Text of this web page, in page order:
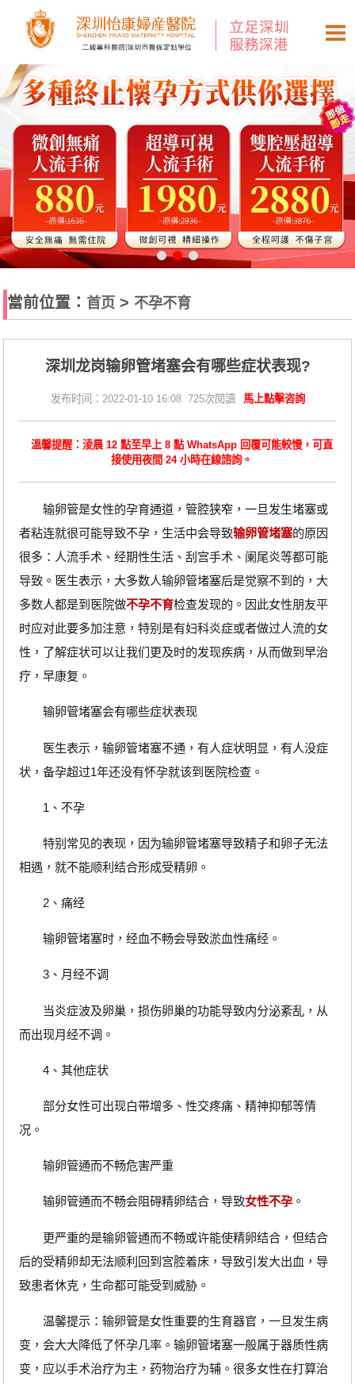
當前位置： 首页 > 不孕不育
深圳龙岗输卵管堵塞会有哪些症状表现?
发布时间：2022-01-10 16:08 725次閱讀 馬上點擊咨詢
溫馨提醒：淩晨 12 點至早上 8 點 WhatsApp 回覆可能較慢，可直
接使用夜間 24 小時在線諮詢。
输卵管是女性的孕育通道，管腔狭窄，一旦发生堵塞或
者粘连就很可能导致不孕，生活中会导致输卵管堵塞的原因
很多：人流手术、经期性生活、刮宫手术、阑尾炎等都可能
导致。医生表示，大多数人输卵管堵塞后是觉察不到的，大
多数人都是到医院做不孕不育检查发现的。因此女性朋友平
时应对此要多加注意，特别是有妇科炎症或者做过人流的女
性，了解症状可以让我们更及时的发现疾病，从而做到早治
疗，早康复。
输卵管堵塞会有哪些症状表现
医生表示，输卵管堵塞不通，有人症状明显，有人没症
状，备孕超过1年还没有怀孕就该到医院检查。
1、不孕
特别常见的表现，因为输卵管堵塞导致精子和卵子无法
相遇，就不能顺利结合形成受精卵。
2、痛经
输卵管堵塞时，经血不畅会导致淤血性痛经。
3、月经不调
当炎症波及卵巢，损伤卵巢的功能导致内分泌紊乱，从
而出现月经不调。
4、其他症状
部分女性可出现白带增多、性交疼痛、精神抑郁等情
况。
输卵管通而不畅危害严重
输卵管通而不畅会阻碍精卵结合，导致女性不孕。
更严重的是输卵管通而不畅或许能使精卵结合，但结合
后的受精卵却无法顺利回到宫腔着床，导致引发大出血，导
致患者休克，生命都可能受到威胁。
温馨提示：输卵管是女性重要的生育器官，一旦发生病
变，会大大降低了怀孕几率。输卵管堵塞一般属于器质性病
变，应以手术治疗为主，药物治疗为辅。很多女性在打算治